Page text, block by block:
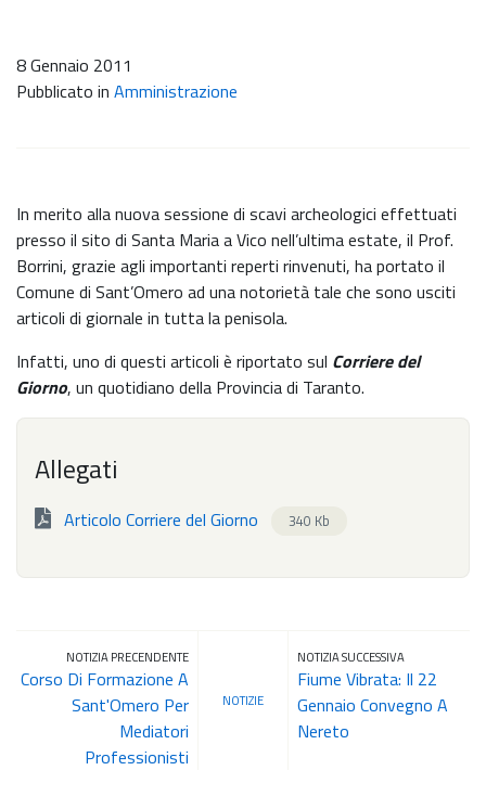
8 Gennaio 2011
Pubblicato in Amministrazione
In merito alla nuova sessione di scavi archeologici effettuati
presso il sito di Santa Maria a Vico nell’ultima estate, il Prof.
Borrini, grazie agli importanti reperti rinvenuti, ha portato il
Comune di Sant’Omero ad una notorietà tale che sono usciti
articoli di giornale in tutta la penisola.
Infatti, uno di questi articoli è riportato sul Corriere del
Giorno, un quotidiano della Provincia di Taranto.
Allegati
Articolo Corriere del Giorno 340 Kb
NOTIZIA PRECENDENTE
Corso Di Formazione A
Sant'Omero Per
Mediatori
Professionisti
NOTIZIE
NOTIZIA SUCCESSIVA
Fiume Vibrata: Il 22
Gennaio Convegno A
Nereto